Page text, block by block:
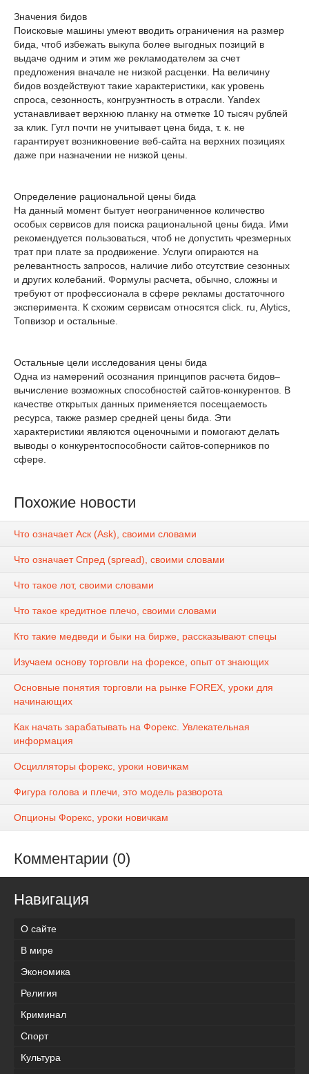
Значения бидов
Поисковые машины умеют вводить ограничения на размер
бида, чтоб избежать выкупа более выгодных позиций в
выдаче одним и этим же рекламодателем за счет
предложения вначале не низкой расценки. На величину
бидов воздействуют такие характеристики, как уровень
спроса, сезонность, конгруэнтность в отрасли. Yandex
устанавливает верхнюю планку на отметке 10 тысяч рублей
за клик. Гугл почти не учитывает цена бида, т. к. не
гарантирует возникновение веб-сайта на верхних позициях
даже при назначении не низкой цены.
Определение рациональной цены бида
На данный момент бытует неограниченное количество
особых сервисов для поиска рациональной цены бида. Ими
рекомендуется пользоваться, чтоб не допустить чрезмерных
трат при плате за продвижение. Услуги опираются на
релевантность запросов, наличие либо отсутствие сезонных
и других колебаний. Формулы расчета, обычно, сложны и
требуют от профессионала в сфере рекламы достаточного
эксперимента. К схожим сервисам относятся click. ru, Alytics,
Топвизор и остальные.
Остальные цели исследования цены бида
Одна из намерений осознания принципов расчета бидов–
вычисление возможных способностей сайтов-конкурентов. В
качестве открытых данных применяется посещаемость
ресурса, также размер средней цены бида. Эти
характеристики являются оценочными и помогают делать
выводы о конкурентоспособности сайтов-соперников по
сфере.
Похожие новости
Что означает Аск (Ask), своими словами
Что означает Спред (spread), своими словами
Что такое лот, своими словами
Что такое кредитное плечо, своими словами
Кто такие медведи и быки на бирже, рассказывают спецы
Изучаем основу торговли на форексе, опыт от знающих
Основные понятия торговли на рынке FOREX, уроки для
начинающих
Как начать зарабатывать на Форекс. Увлекательная
информация
Осцилляторы форекс, уроки новичкам
Фигура голова и плечи, это модель разворота
Опционы Форекс, уроки новичкам
Комментарии (0)
Навигация
О сайте
В мире
Экономика
Религия
Криминал
Спорт
Культура